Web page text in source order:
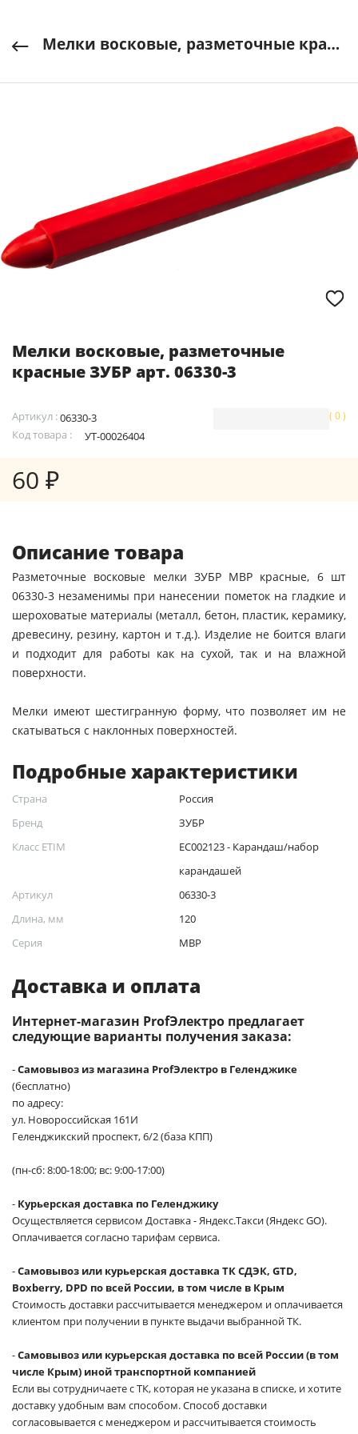
Мелки восковые, разметочные красные ЗУБР арт. 06330-3
Мелки восковые, разметочные
красные ЗУБР арт. 06330-3
Артикул :06330-3
Код товара :
УТ-00026404
( 0 )
60 ₽
Описание товара
Разметочные восковые мелки ЗУБР МВР красные, 6 шт
06330-3 незаменимы при нанесении пометок на гладкие и
шероховатые материалы (металл, бетон, пластик, керамику,
древесину, резину, картон и т.д.). Изделие не боится влаги
и подходит для работы как на сухой, так и на влажной
поверхности.
Мелки имеют шестигранную форму, что позволяет им не
скатываться с наклонных поверхностей.
Подробные характеристики
Страна
Россия
Бренд
ЗУБР
Класс ETIM
EC002123 - Карандаш/набор
карандашей
Артикул
06330-3
Длина, мм
120
Серия
МВР
Доставка и оплата
Интернет-магазин ProfЭлектро предлагает
следующие варианты получения заказа:
-Самовывоз из магазина ProfЭлектро в Геленджике
(бесплатно)
по адресу:
ул. Новороссийская 161И
Геленджикский проспект, 6/2 (база КПП)
(пн-сб: 8:00-18:00; вс: 9:00-17:00)
- Курьерская доставка по Геленджику
Осуществляется сервисом Доставка - Яндекс.Такси (Яндекс GO).
Оплачивается согласно тарифам сервиса.
-Самовывоз или курьерская доставка ТК СДЭК, GTD,
Boxberry, DPD по всей России, в том числе в Крым
Стоимость доставки рассчитывается менеджером и оплачивается
клиентом при получении в пункте выдачи выбранной ТК.
-Самовывоз или курьерская доставка по всей России (в том
числе Крым) иной транспортной компанией
Если вы сотрудничаете с ТК, которая не указана в списке, и хотите
доставку удобным вам способом. Способ доставки
согласовывается с менеджером и рассчитывается стоимость